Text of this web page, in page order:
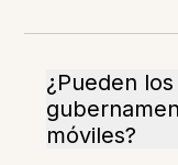
¿Pueden
móviles?